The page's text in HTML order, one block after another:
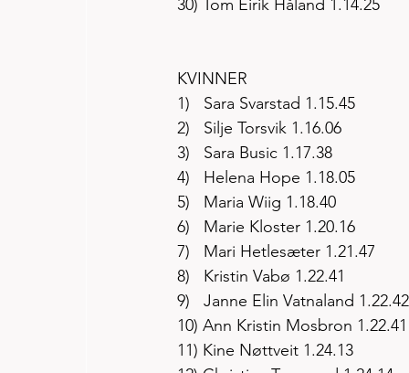
30) Tom Eirik Håland 1.14.25
KVINNER
1)   Sara Svarstad 1.15.45
2)   Silje Torsvik 1.16.06
3)   Sara Busic 1.17.38
4)   Helena Hope 1.18.05
5)   Maria Wiig 1.18.40
6)   Marie Kloster 1.20.16
7)   Mari Hetlesæter 1.21.47
8)   Kristin Vabø 1.22.41
9)   Janne Elin Vatnaland 1.22.42
10) Ann Kristin Mosbron 1.22.41
11) Kine Nøttveit 1.24.13